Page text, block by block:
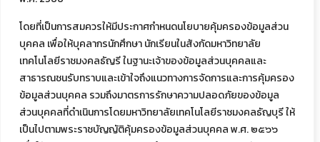
โดยที่เป็นการสมควรให้มีประกาศกำหนดนโยบายคุ้มครองข้อมูลส่วน
บุคคล เพื่อให้บุคลากรนักศึกษา นักเรียนในสังกัดมหาวิทยาลัย
เทคโนโลยีราชมงคลธัญรี ในฐานะเจ้าของข้อมูลส่วนบุคคลและ
สาธารณชนรับทราบและเข้าใจถึงแนวทางการจัดการและการคุ้มครอง
ข้อมูลส่วนบุคคล รวมถึงมาตรการรักษาความปลอดภัยของข้อมูล
ส่วนบุคคลที่ดำเนินการโดยมหาวิทยาลัยเทคโนโลยีราชมงคลธัญบุรี ให้
เป็นไปตามพระราชบัญญัติคุ้มครองข้อมูลส่วนบุคคล พ.ศ. ๒๕๖๖